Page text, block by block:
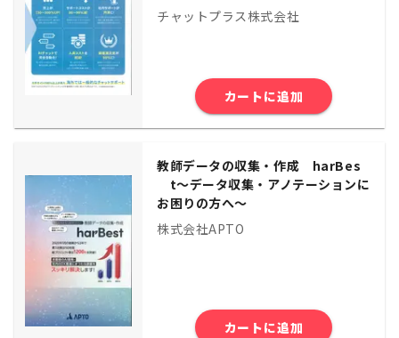
チャットプラス株式会社
カートに追加
教師データの収集・作成 harBes
t〜データ収集・アノテーションに
お困りの方へ〜
株式会社APTO
カートに追加